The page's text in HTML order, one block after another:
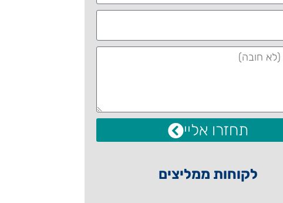
תחזרו אליי
לקוחות ממליצים